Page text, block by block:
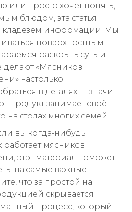
или просто хочет понять,
блюдом, эта статья
кладезем информации. Мы
поверхностным
раскрыть суть и
делают «Мясников
настолько
в деталях — значит
продукт занимает своё
на столах многих семей.
вы когда-нибудь
работает мясников
этот материал поможет
на самые важные
что за простой на
скрывается
процесс, который